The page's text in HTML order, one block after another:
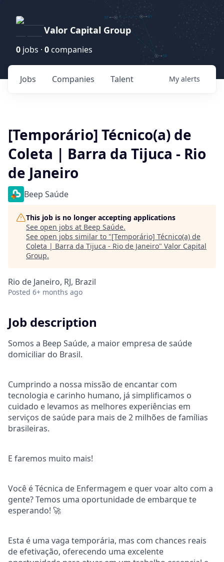
Valor Capital Group
0 jobs · 0 companies
Jobs Companies Talent My alerts
[Temporário] Técnico(a) de
Coleta | Barra da Tijuca - Rio
de Janeiro
Beep Saúde
This job is no longer accepting applications
See open jobs at Beep Saúde.
See open jobs similar to "[Temporário] Técnico(a) de
Coleta | Barra da Tijuca - Rio de Janeiro" Valor Capital
Group.
Rio de Janeiro, RJ, Brazil
Posted 6+ months ago
Job description
Somos a Beep Saúde, a maior empresa de saúde
domiciliar do Brasil.
Cumprindo a nossa missão de encantar com
tecnologia e carinho humano, já simplificamos o
cuidado e levamos as melhores experiências em
serviços de saúde para mais de 2 milhões de famílias
brasileiras.
E faremos muito mais!
Você é Técnica de Enfermagem e quer voar alto com a
gente? Temos uma oportunidade de embarque te
esperando! 🚀
Esta é uma vaga temporária, mas com chances reais
de efetivação, oferecendo uma excelente